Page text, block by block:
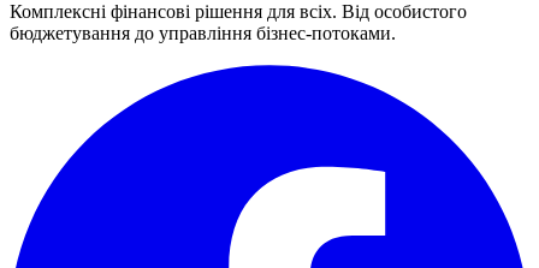
Комплексні фінансові рішення для всіх. Від особистого
бюджетування до управління бізнес-потоками.